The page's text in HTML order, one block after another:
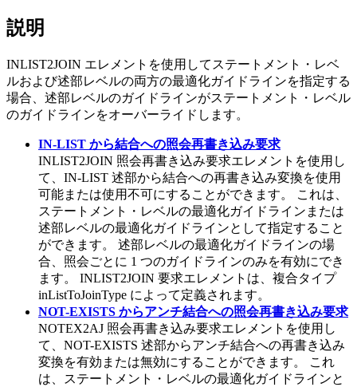
説明
INLIST2JOIN エレメントを使用してステートメント・レベ
ルおよび述部レベルの両方の最適化ガイドラインを指定する
場合、述部レベルのガイドラインがステートメント・レベル
のガイドラインをオーバーライドします。
IN-LIST から結合への照会再書き込み要求
INLIST2JOIN 照会再書き込み要求エレメントを使用し
て、IN-LIST 述部から結合への再書き込み変換を使用
可能または使用不可にすることができます。 これは、
ステートメント・レベルの最適化ガイドラインまたは
述部レベルの最適化ガイドラインとして指定すること
ができます。 述部レベルの最適化ガイドラインの場
合、照会ごとに 1 つのガイドラインのみを有効にでき
ます。 INLIST2JOIN 要求エレメントは、複合タイプ
inListToJoinType によって定義されます。
NOT-EXISTS からアンチ結合への照会再書き込み要求
NOTEX2AJ 照会再書き込み要求エレメントを使用し
て、NOT-EXISTS 述部からアンチ結合への再書き込み
変換を有効または無効にすることができます。 これ
は、ステートメント・レベルの最適化ガイドラインと